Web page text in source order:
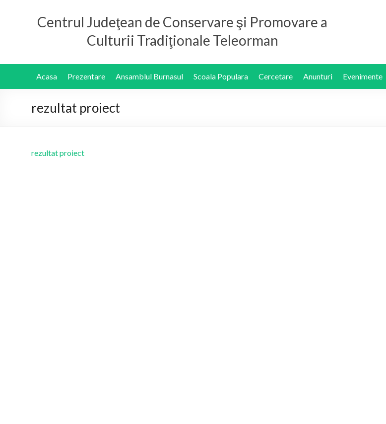
Centrul Judeţean de Conservare şi Promovare a
Culturii Tradiţionale Teleorman
Acasa Prezentare Ansamblul Burnasul Scoala Populara Cercetare Anunturi Evenimente
rezultat proiect
rezultat proiect